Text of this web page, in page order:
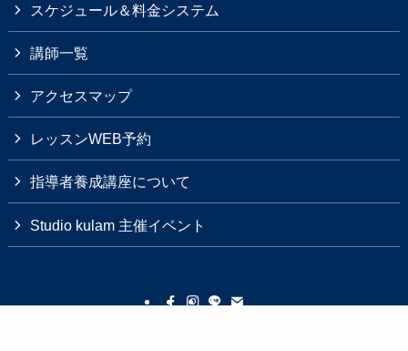
スケジュール＆料金システム
講師一覧
アクセスマップ
レッスンWEB予約
指導者養成講座について
Studio kulam 主催イベント